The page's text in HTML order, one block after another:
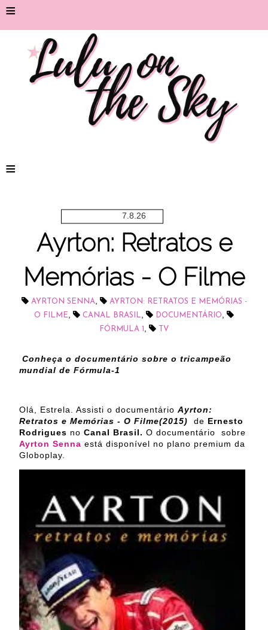
≡
≡
7.8.26
Ayrton: Retratos e
Memórias - O Filme
AYRTON SENNA,
AYRTON: RETRATOS E MEMÓRIAS -
O FILME, CANAL BRASIL, DOCUMENTÁRIO,
FÓRMULA 1 , TV
Conheça o documentário sobre o tricampeão
mundial de Fórmula-1
Olá, Estrela. Assisti o documentário Ayrton:
Retratos e Memórias - O Filme(2015) de Ernesto
Rodrigues no Canal Brasil. O documentário sobre
Ayrton Senna está disponível no plano premium da
Globoplay.